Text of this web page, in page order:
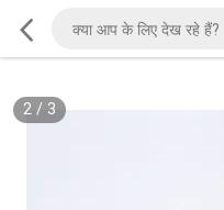
2/ 3